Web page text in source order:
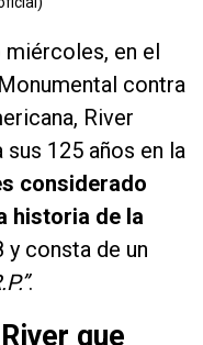
miércoles, en el
contra
River
125 años en la
considerado
historia de la
y consta de un
.
que